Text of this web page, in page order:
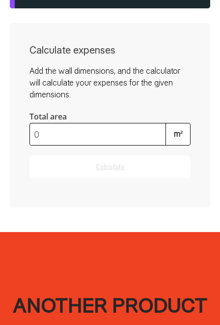
3.0mm: 3.5-4.0 kg/m²
Calculate expenses
Add the wall dimensions, and the calculator
will calculate your expenses for the given
dimensions.
Total area
m²
ANOTHER PRODUCT